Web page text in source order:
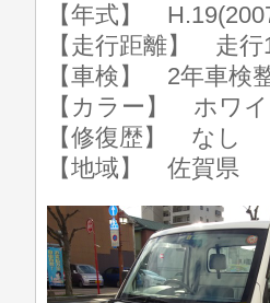
【年式】
【走行距離】 走行
【車検】 2年車検
【カラー】 ホワイ
【修復歴】 なし
【地域】 佐賀県